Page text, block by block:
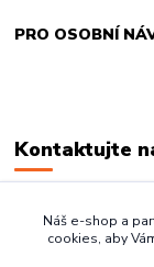
PRO OSOBNÍ
Kontaktujte
+420 774 678 717
Náš e-shop a
cookies, aby